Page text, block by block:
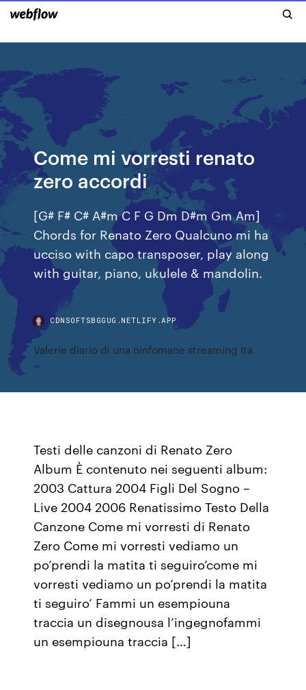
Come mi vorresti renato
zero accordi
[G# F# C# A#m C F G Dm D#m Gm Am]
Chords for Renato Zero Qualcuno mi ha
ucciso with capo transposer, play along
with guitar, piano, ukulele & mandolin.
CDNSOFTSBGGUG.NETLIFY.APP
Valerie diario di una ninfomane streaming ita
Testi delle canzoni di Renato Zero
Album È contenuto nei seguenti album:
2003 Cattura 2004 Figli Del Sogno –
Live 2004 2006 Renatissimo Testo Della
Canzone Come mi vorresti di Renato
Zero Come mi vorresti vediamo un
po’prendi la matita ti seguiro’come mi
vorresti vediamo un po’prendi la matita
ti seguiro’ Fammi un esempiouna
traccia un disegnousa l’ingegnofammi
un esempiouna traccia […]